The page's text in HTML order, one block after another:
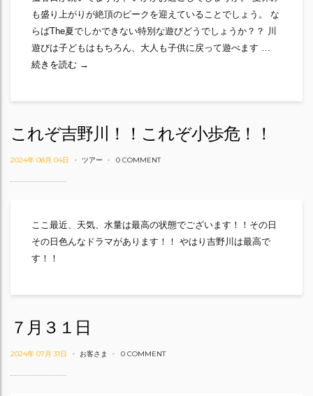
も盛り上がりが絶頂のピークを迎えていることでしょう。 な
らばThe夏でしかできない特別な遊びどうでしょうか？？ 川
遊びは子どもはもちろん、大人も子供に戻って遊べます …
続きを読む 夏なんだな～
→
これぞ吉野川！！これぞ小歩危！！
2024年 08月 04日 ツアー 0 COMMENT
ここ最近、天気、水量は最高の状態でございます！！その日
その日色んなドラマがあります！！ やはり吉野川は最高で
す！！
７月３１日
2024年 07月 31日 お客さま 0 COMMENT